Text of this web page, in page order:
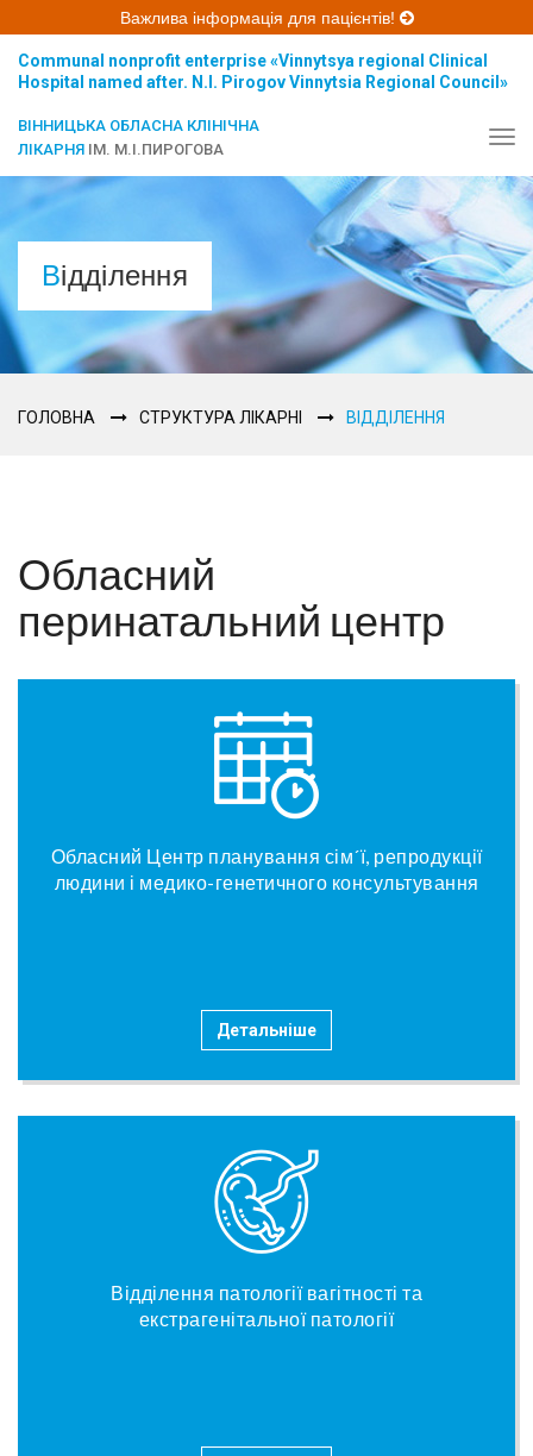
Важлива інформація для пацієнтів!
Communal nonprofit enterprise «Vinnytsya regional Clinical
Hospital named after. N.I. Pirogov Vinnytsia Regional Council»
ВІННИЦЬКА ОБЛАСНА КЛІНІЧНА
ЛІКАРНЯ ІМ. М.І.ПИРОГОВА
Відділення
ГОЛОВНА СТРУКТУРА ЛІКАРНІ ВІДДІЛЕННЯ
Обласний
перинатальний центр
Обласний Центр планування сім´ї, репродукції
людини і медико-генетичного консультування
Детальніше
Відділення патології вагітності та
екстрагенітальної патології